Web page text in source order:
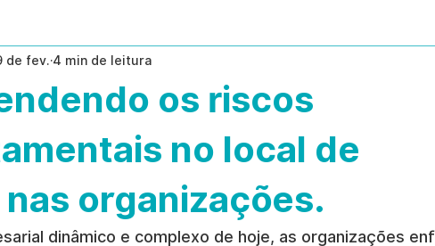
Estudos de caso
Ética da IA revenção de ameaças internas
os riscos
no local de
organizações.
de fev. 4 min de leitura
dinâmico e complexo de hoje, as organizações